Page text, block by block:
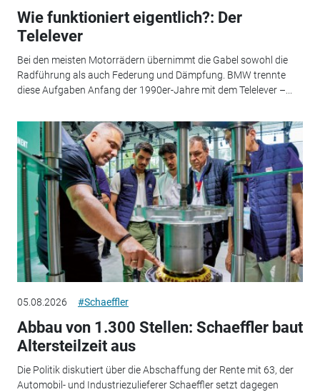
Wie funktioniert eigentlich?: Der
Telelever
Bei den meisten Motorrädern übernimmt die Gabel sowohl die
Radführung als auch Federung und Dämpfung. BMW trennte
diese Aufgaben Anfang der 1990er-Jahre mit dem Telelever –...
05.08.2026 #Schaeffler
Abbau von 1.300 Stellen: Schaeffler baut
Altersteilzeit aus
Die Politik diskutiert über die Abschaffung der Rente mit 63, der
Automobil- und Industriezulieferer Schaeffler setzt dagegen